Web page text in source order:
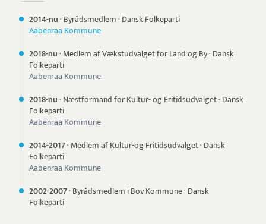
2014-nu· Byrådsmedlem· Dansk Folkeparti
Aabenraa Kommune
2018-nu· Medlem af Vækstudvalget for Land og By· Dansk
Folkeparti
Aabenraa Kommune
2018-nu· Næstformand for Kultur- og Fritidsudvalget· Dansk
Folkeparti
Aabenraa Kommune
2014-2017· Medlem af Kultur-og Fritidsudvalget· Dansk
Folkeparti
Aabenraa Kommune
2002-2007· Byrådsmedlem i Bov Kommune· Dansk
Folkeparti